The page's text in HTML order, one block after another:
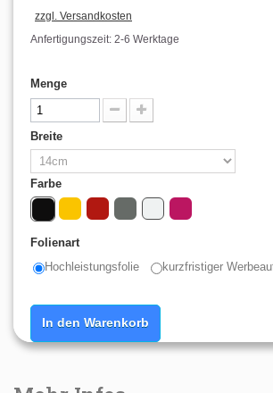
zzgl. Versandkosten
Anfertigungszeit: 2-6 Werktage
Menge
Breite
Farbe
Folienart
Hochleistungsfolie
kurzfristiger
In den Warenkorb